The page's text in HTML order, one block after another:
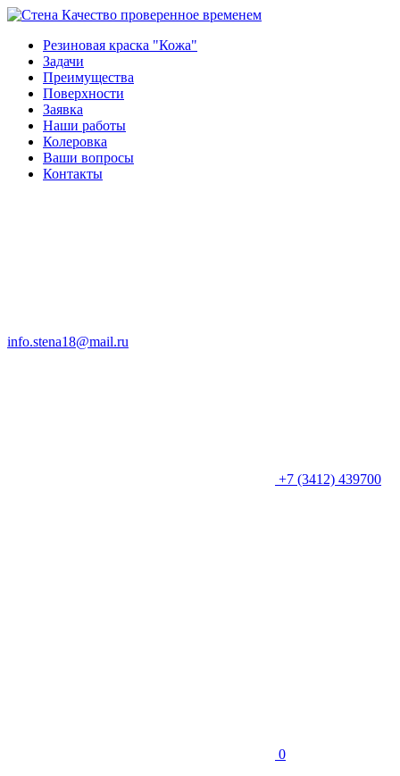
Качество проверенное временем
Резиновая краска "Кожа"
Задачи
Преимущества
Поверхности
Заявка
Наши работы
Колеровка
Ваши вопросы
Контакты
info.stena18@mail.ru
+7 (3412) 439700
0